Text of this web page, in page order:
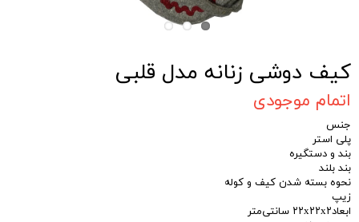
کیف دوشی زنانه مدل قلبی
اتمام موجودی
جنس
پلی استر
بند و دستگیره
بند بلند
نحوه بسته شدن کیف و کوله
زیپ
ابعاد۲۲x۲۲x۲ سانتی‌متر